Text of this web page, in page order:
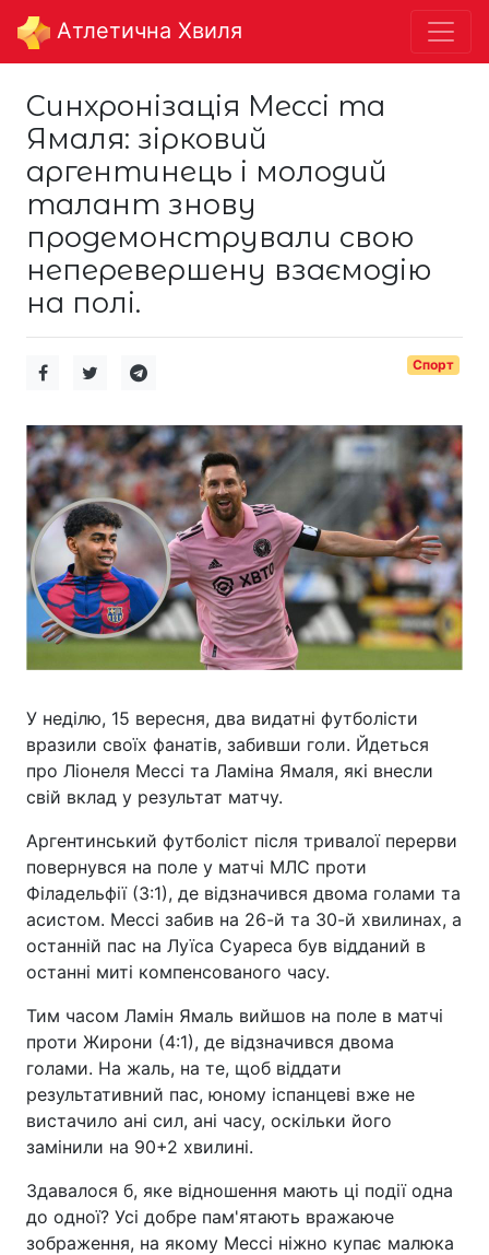
Aтлетична Хвиля
Синхронізація Мессі та
Ямаля: зірковий
аргентинець і молодий
талант знову
продемонстрували свою
неперевершену взаємодію
на полі.
Спорт
У неділю, 15 вересня, два видатні футболісти
вразили своїх фанатів, забивши голи. Йдеться
про Ліонеля Мессі та Ламіна Ямаля, які внесли
свій вклад у результат матчу.
Аргентинський футболіст після тривалої перерви
повернувся на поле у матчі МЛС проти
Філадельфії (3:1), де відзначився двома голами та
асистом. Мессі забив на 26-й та 30-й хвилинах, а
останній пас на Луїса Суареса був відданий в
останні миті компенсованого часу.
Тим часом Ламін Ямаль вийшов на поле в матчі
проти Жирони (4:1), де відзначився двома
голами. На жаль, на те, щоб віддати
результативний пас, юному іспанцеві вже не
вистачило ані сил, ані часу, оскільки його
замінили на 90+2 хвилині.
Здавалося б, яке відношення мають ці події одна
до одної? Усі добре пам'ятають вражаюче
зображення, на якому Мессі ніжно купає малюка